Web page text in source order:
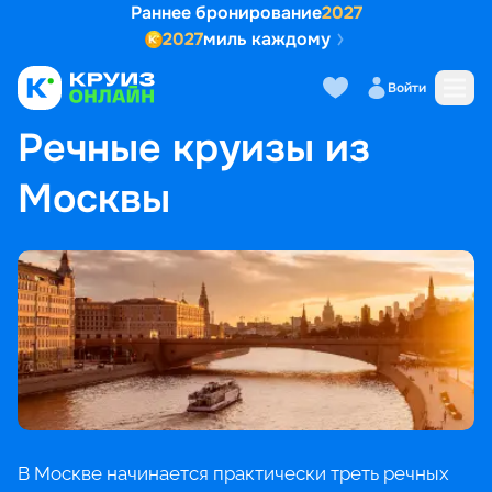
Раннее бронирование2027
2027миль каждому
Войти
ГЛАВНАЯ • ПОПУЛЯРНЫЕ НАПРАВЛЕНИЯ
РЕЧНЫЕ КРУИЗЫ ИЗ МОСКВЫ
Речные круизы из
Москвы
В Москве начинается практически треть речных